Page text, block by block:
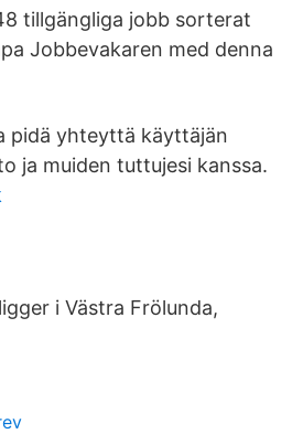
tillgängliga jobb sorterat
Jobbevakaren med denna
pidä yhteyttä käyttäjän
ja muiden tuttujesi kanssa.
i Västra Frölunda,